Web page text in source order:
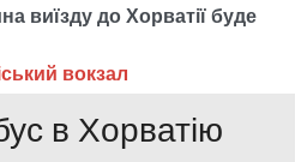
виїзду до Хорватії буде
вокзал
в Хорватію